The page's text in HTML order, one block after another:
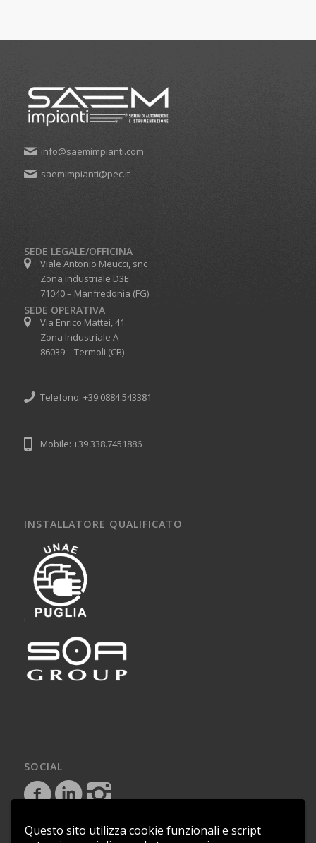
Questo sito utilizza cookie funzionali e script
info@saemimpianti.com
saemimpianti@pec.it
SEDE LEGALE/OFFICINA
Viale Antonio Meucci, snc
Zona Industriale D3E
71040 – Manfredonia (FG)
SEDE OPERATIVA
Via Enrico Mattei, 41
Zona Industriale A
86039 – Termoli (CB)
Telefono: +39 0884.543381
Mobile: +39 338.7451886
INSTALLATORE QUALIFICATO
SOCIAL